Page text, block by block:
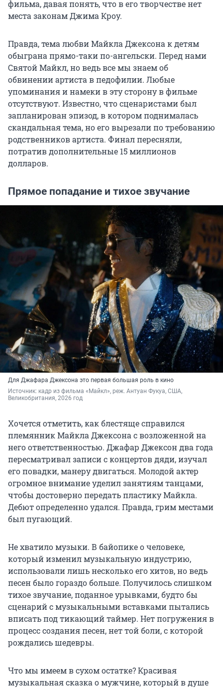
фильма, давая понять, что в его творчестве нет
места законам Джима Кроу.
Правда, тема любви Майкла Джексона к детям
обыграна прямо-таки по-ангельски. Перед нами
Святой Майкл, но ведь все мы знаем об
обвинении артиста в педофилии. Любые
упоминания и намеки в эту сторону в фильме
отсутствуют. Известно, что сценаристами был
запланирован эпизод, в котором поднималась
скандальная тема, но его вырезали по требованию
родственников артиста. Финал пересняли,
потратив дополнительные 15 миллионов
долларов.
Прямое попадание и тихое звучание
Для Джафара Джексона это первая большая роль в кино
Источник: кадр из фильма «Майкл», реж. Антуан Фукуа, США,
Великобритания, 2026 год
Хочется отметить, как блестяще справился
племянник Майкла Джексона с возложенной на
него ответственностью. Джафар Джексон два года
пересматривал записи с концертов дяди, изучал
его повадки, манеру двигаться. Молодой актер
огромное внимание уделил занятиям танцами,
чтобы достоверно передать пластику Майкла.
Дебют определенно удался. Правда, грим местами
был пугающий.
Не хватило музыки. В байопике о человеке,
который изменил музыкальную индустрию,
использовали лишь несколько его хитов, но ведь
песен было гораздо больше. Получилось слишком
тихое звучание, поданное урывками, будто бы
сценарий с музыкальными вставками пытались
вписать под тикающий таймер. Нет погружения в
процесс создания песен, нет той боли, с которой
рождались шедевры.
Что мы имеем в сухом остатке? Красивая
музыкальная сказка о мужчине, который в душе